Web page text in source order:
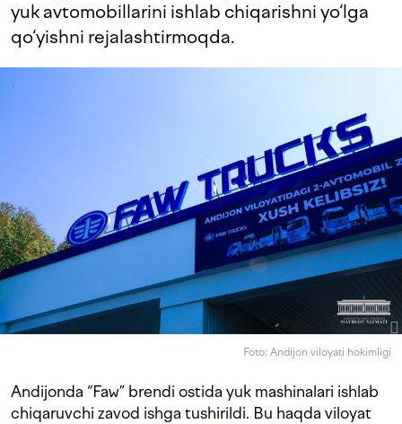
yuk avtomobillarini ishlab chiqarishni yo‘lga
qo‘yishni rejalashtirmoqda.
Foto: Andijon viloyati hokimligi
Andijonda “Faw” brendi ostida yuk mashinalari ishlab
chiqaruvchi zavod ishga tushirildi. Bu haqda viloyat